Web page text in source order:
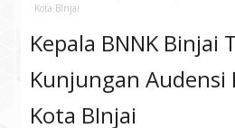
Kota BInjai
Kepala BNNK Binjai
Kunjungan Audensi
Kota BInjai